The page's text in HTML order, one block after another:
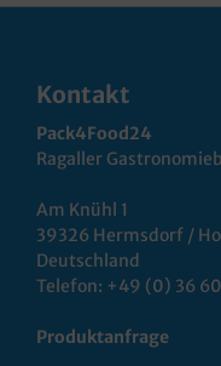
Kontakt
Pack4Food24
Ragaller
Am Knühl 1
39326 Hermsdorf /
Deutschland
Telefon: +49 (0) 36
Produktanfrage